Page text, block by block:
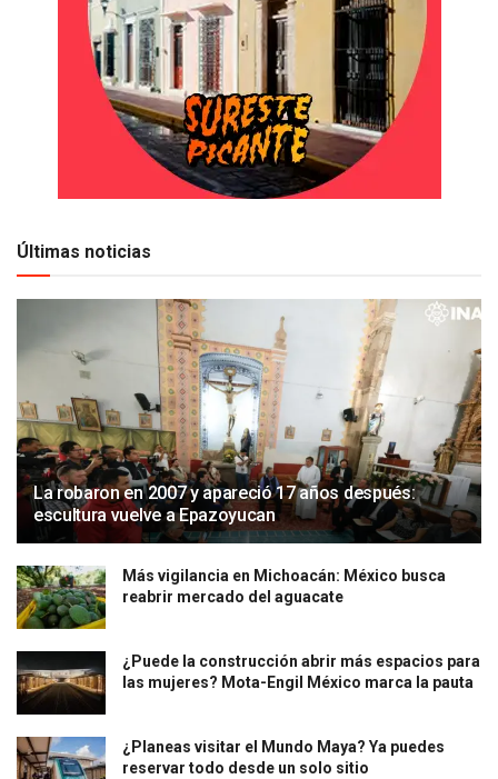
Últimas noticias
La robaron en 2007 y apareció 17 años después:
escultura vuelve a Epazoyucan
Más vigilancia en Michoacán: México busca
reabrir mercado del aguacate
¿Puede la construcción abrir más espacios para
las mujeres? Mota-Engil México marca la pauta
¿Planeas visitar el Mundo Maya? Ya puedes
reservar todo desde un solo sitio